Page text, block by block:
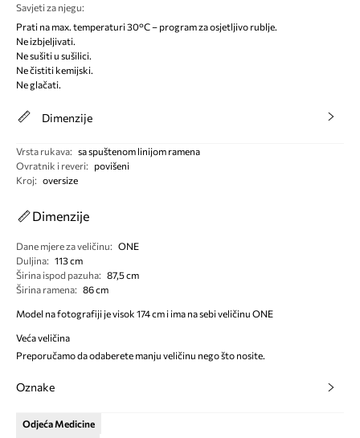
Savjeti za njegu:
Prati na max. temperaturi 30°C – program za osjetljivo rublje.
Ne izbjeljivati.
Ne sušiti u sušilici.
Ne čistiti kemijski.
Ne glačati.
Dimenzije
Vrsta rukava: sa spuštenom linijom ramena
Ovratnik i reveri:
povišeni
Kroj: oversize
Dimenzije
Dane mjere za veličinu: ONE
Duljina: 113 cm
Širina ispod pazuha: 87,5 cm
Širina ramena: 86 cm
Model na fotografiji je visok 174 cm i ima na sebi veličinu ONE
Veća veličina
Preporučamo da odaberete manju veličinu nego što nosite.
Oznake
Odjeća Medicine